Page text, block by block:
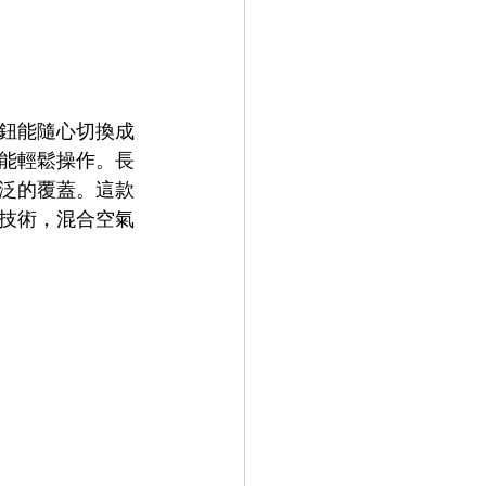
能隨心切換成
輕鬆操作。長
的覆蓋。這款
術，混合空氣